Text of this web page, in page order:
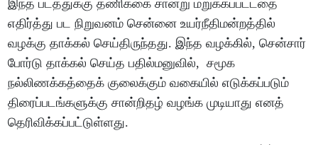
இந்த படத்துக்கு தணிக்கை சான்று மறுக்கப்பட்டதை
எதிர்த்து பட நிறுவனம் சென்னை உயர்நீதிமன்றத்தில்
வழக்கு தாக்கல் செய்திருந்தது. இந்த வழக்கில், சென்சார்
போர்டு தாக்கல் செய்த பதில்மனுவில், சமூக
நல்லிணக்கத்தைக் குலைக்கும் வகையில் எடுக்கப்படும்
திரைப்படங்களுக்கு சான்றிதழ் வழங்க முடியாது எனத்
தெரிவிக்கப்பட்டுள்ளது.